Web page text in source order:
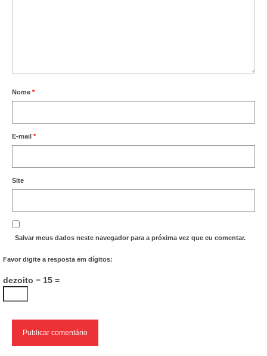
Nome *
E-mail *
Site
Salvar meus dados neste navegador para a próxima vez que eu comentar.
Favor digite a resposta em dígitos:
dezoito − 15 =